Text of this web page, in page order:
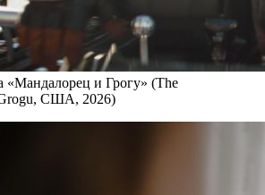
«Мандалорец и Грогу» (The
США, 2026)